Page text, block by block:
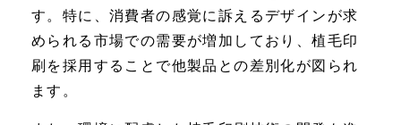
す。特に、消費者の感覚に訴えるデザインが求
められる市場での需要が増加しており、植毛印
刷を採用することで他製品との差別化が図られ
ます。